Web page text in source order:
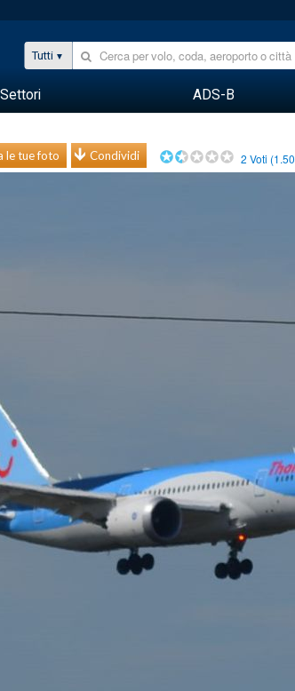
Tutti
Settori ADS-B
le tue foto Condividi 2 Voti (1.50